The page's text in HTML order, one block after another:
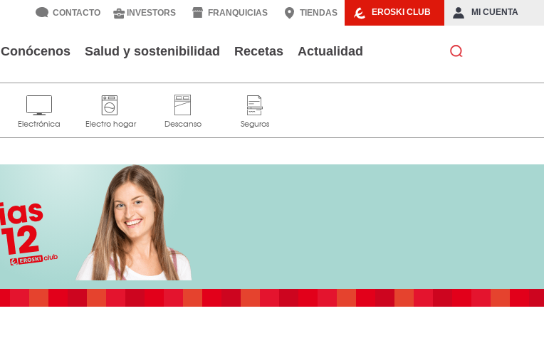
EROSKI CLUB MI CUENTA
CONTACTO INVESTORS FRANQUICIAS TIENDAS
Conócenos Salud y sostenibilidad Recetas Actualidad